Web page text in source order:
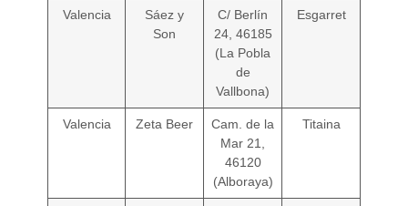
Valencia
Sáez y
Son
C/ Berlín
24, 46185
(La Pobla
de
Vallbona)
Esgarret
Valencia Zeta Beer
Cam. de la
Mar 21,
46120
(Alboraya)
Titaina